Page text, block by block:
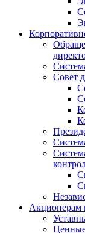
Совет
Акционерам